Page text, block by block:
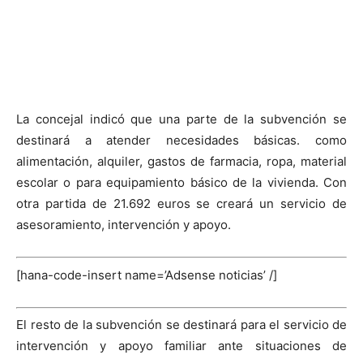
La concejal indicó que una parte de la subvención se
destinará a atender necesidades básicas. como
alimentación, alquiler, gastos de farmacia, ropa, material
escolar o para equipamiento básico de la vivienda. Con
otra partida de 21.692 euros se creará un servicio de
asesoramiento, intervención y apoyo.
[hana-code-insert name=’Adsense noticias’ /]
El resto de la subvención se destinará para el servicio de
intervención y apoyo familiar ante situaciones de